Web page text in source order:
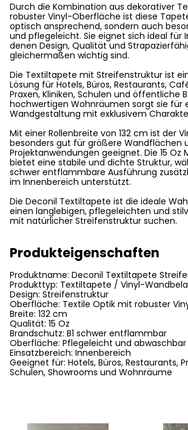
Durch die Kombination aus dekorativer
robuster Vinyl-Oberfläche ist diese
optisch ansprechend, sondern auch
und pflegeleicht. Sie eignet sich ideal für
denen Design, Qualität und
gleichermaßen wichtig sind.
Die Textiltapete mit Streifenstruktur ist
Lösung für Hotels, Büros, Restaurants,
Praxen, Kliniken, Schulen und öffentliche
hochwertigen Wohnräumen sorgt sie für
Wandgestaltung mit exklusivem
Mit einer Rollenbreite von 132 cm ist der
besonders gut für größere Wandflächen
Projektanwendungen geeignet. Die 15 Oz
bietet eine stabile und dichte Struktur,
schwer entflammbare Ausführung
im Innenbereich unterstützt.
Die Deconil Textiltapete ist die ideale
einen langlebigen, pflegeleichten und
mit natürlicher Streifenstruktur suchen.
Produkteigenschaften
Produktname: Deconil Textiltapete
Produkttyp: Textiltapete / Vinyl-
Design: Streifenstruktur
Oberfläche: Textile Optik mit robuster
Breite: 132 cm
Qualität: 15 Oz
Brandschutz: B1 schwer entflammbar
Oberfläche: Pflegeleicht und abwaschbar
Einsatzbereich: Innenbereich
Geeignet für: Hotels, Büros, Restaurants,
Schulen, Showrooms und Wohnräume